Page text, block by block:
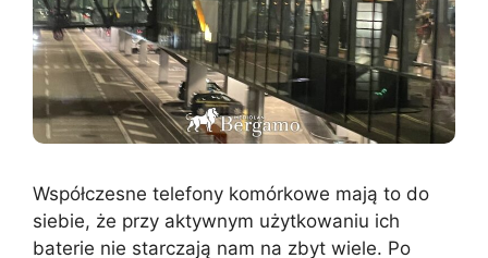
Współczesne telefony komórkowe mają to do
siebie, że przy aktywnym użytkowaniu ich
baterie nie starczają nam na zbyt wiele. Po